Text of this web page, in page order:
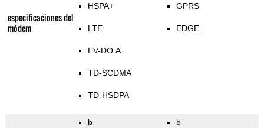
especificaciones del
módem
HSPA+
LTE
EV-DO A
TD-SCDMA
TD-HSDPA
GPRS
EDGE
b b